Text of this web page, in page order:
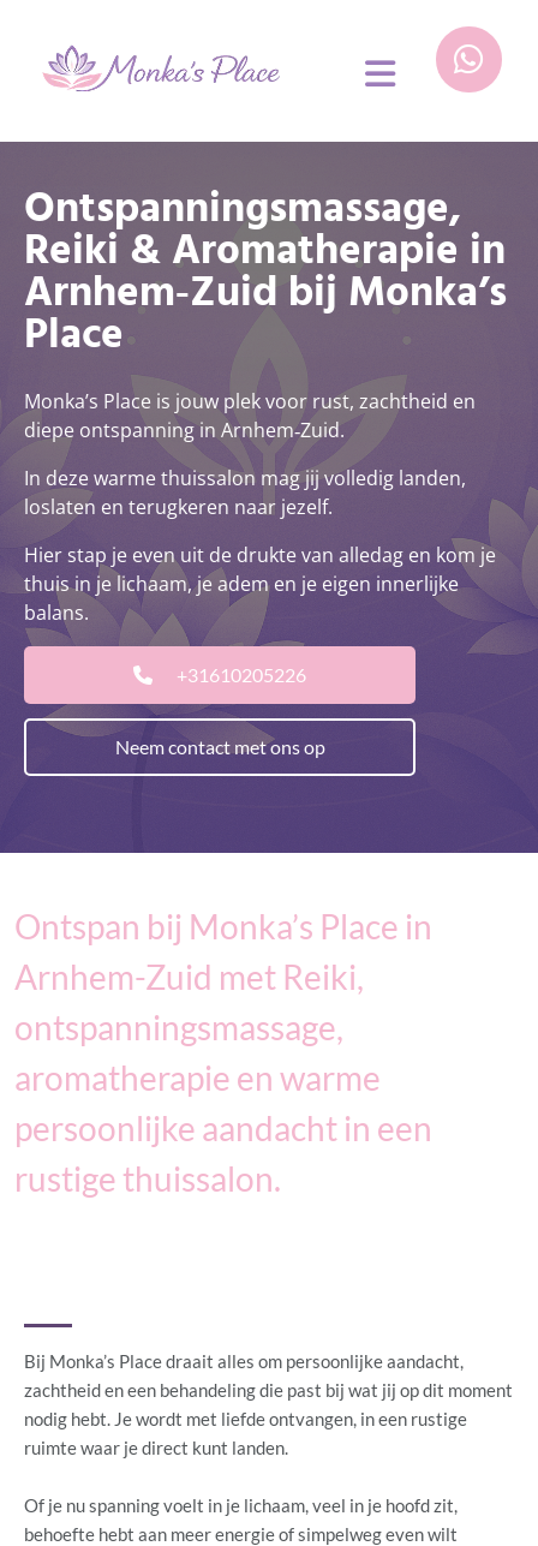
Ontspanningsmassage,
Reiki & Aromatherapie in
Arnhem‑Zuid bij Monka’s
Place
Monka’s Place is jouw plek voor rust, zachtheid en
diepe ontspanning in Arnhem‑Zuid.
In deze warme thuissalon mag jij volledig landen,
loslaten en terugkeren naar jezelf.
Hier stap je even uit de drukte van alledag en kom je
thuis in je lichaam, je adem en je eigen innerlijke
balans.
+31610205226
Neem contact met ons op
Ontspan bij Monka’s Place in
Arnhem-Zuid met Reiki,
ontspanningsmassage,
aromatherapie en warme
persoonlijke aandacht in een
rustige thuissalon.
Bij Monka’s Place draait alles om persoonlijke aandacht,
zachtheid en een behandeling die past bij wat jij op dit moment
nodig hebt. Je wordt met liefde ontvangen, in een rustige
ruimte waar je direct kunt landen.
Of je nu spanning voelt in je lichaam, veel in je hoofd zit,
behoefte hebt aan meer energie of simpelweg even wilt